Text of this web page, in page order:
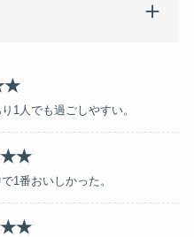
1人でも過ごしやすい。
1番おいしかった。